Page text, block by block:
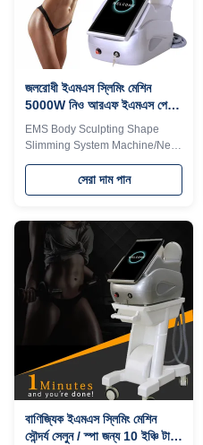
muscle stimulator machine 3.
Support fast delivery within
three days 4. Minimum 30%
payment method 5.
জলরোধী ইএমএস স্লিমিং মেশিন
5000W নিও আরএফ ইএমএস পেশী
বিল্ডিং স্টিমুলেটর
EMS Body Sculpting Shape
Slimming System Machine/Neo
RF EMS Muscle Building
Stimulator Products Description
Function Function * BUILD
30000 times withhigh frequency
and intensity, so asto train and
increase muscledensity and
volume * REDUCE FAT The
ultimate contraction of muscle
needsa large amount of energy
supply, so thefat cells beside the
alsoconsumed,leading to
naturalapoptosis and
effectivereduction of fatthickness
* Muscle Sculpt
সেরা দাম পান
বাণিজ্যিক ইএমএস স্লিমিং মেশিন
সৌন্দর্য সেলুন / স্পা জন্য 10 ইঞ্চি টাচ